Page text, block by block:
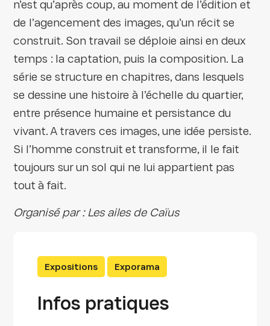
n’est qu’après coup, au moment de l’édition et
de l’agencement des images, qu’un récit se
construit. Son travail se déploie ainsi en deux
temps : la captation, puis la composition. La
série se structure en chapitres, dans lesquels
se dessine une histoire à l’échelle du quartier,
entre présence humaine et persistance du
vivant. A travers ces images, une idée persiste.
Si l’homme construit et transforme, il le fait
toujours sur un sol qui ne lui appartient pas
tout à fait.
Organisé par : Les ailes de Caïus
Expositions Exporama
Infos pratiques